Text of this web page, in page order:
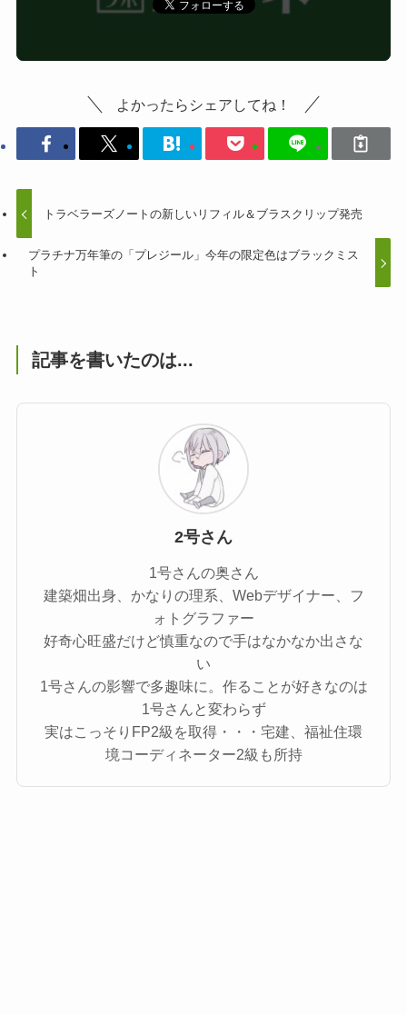
よかったらシェアしてね！
トラベラーズノートの新しいリフィル＆ブラスクリップ発売
プラチナ万年筆の「プレジール」今年の限定色はブラックミス
ト
記事を書いたのは...
2号さん
1号さんの奥さん
建築畑出身、かなりの理系、Webデザイナー、フ
ォトグラファー
好奇心旺盛だけど慎重なので手はなかなか出さな
い
1号さんの影響で多趣味に。作ることが好きなのは
1号さんと変わらず
実はこっそりFP2級を取得・・・宅建、福祉住環
境コーディネーター2級も所持